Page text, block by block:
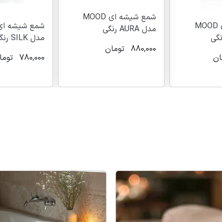
شمع شیشه ای MOOD
شمع شیشه ای MOOD
مدل AURA رنگی
880,000 تومان
مدل SILK رنگی
780,000